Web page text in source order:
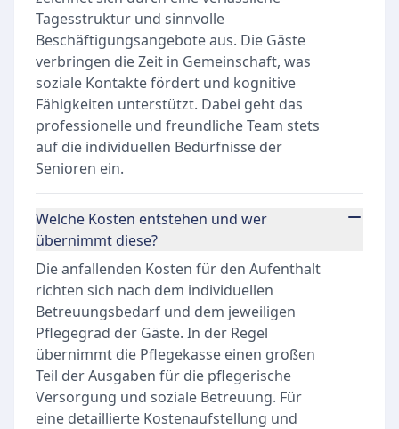
Tagesstruktur und sinnvolle
Beschäftigungsangebote aus. Die Gäste
verbringen die Zeit in Gemeinschaft, was
soziale Kontakte fördert und kognitive
Fähigkeiten unterstützt. Dabei geht das
professionelle und freundliche Team stets
auf die individuellen Bedürfnisse der
Senioren ein.
Welche Kosten entstehen und wer
übernimmt diese?
Die anfallenden Kosten für den Aufenthalt
richten sich nach dem individuellen
Betreuungsbedarf und dem jeweiligen
Pflegegrad der Gäste. In der Regel
übernimmt die Pflegekasse einen großen
Teil der Ausgaben für die pflegerische
Versorgung und soziale Betreuung. Für
eine detaillierte Kostenaufstellung und